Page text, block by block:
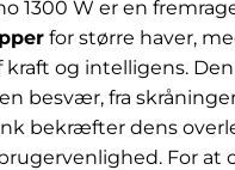
1300 W er en
for større haver,
og intelligens.
besvær, fra
bekræfter dens
For at